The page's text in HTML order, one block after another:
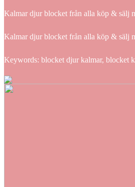
Kalmar djur blocket från alla köp & sälj
Kalmar djur blocket från alla köp & sälj
Keywords: blocket djur kalmar, blocket